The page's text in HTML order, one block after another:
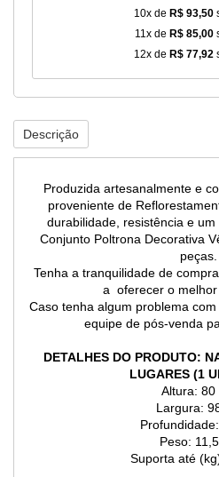
10x de R$ 93,50
11x de R$ 85,00
12x de R$ 77,92
Descrição
Produzida artesanalmente e
proveniente de
durabilidade, resistência e
Conjunto Poltrona Decorativa
peças.
Tenha a tranquilidade de
a oferecer o melhor
Caso tenha algum problema
equipe de pós-venda
DETALHES DO PRODUTO:
LUGARES (1
Altura: 80
Largura:
Peso:
Suporta até